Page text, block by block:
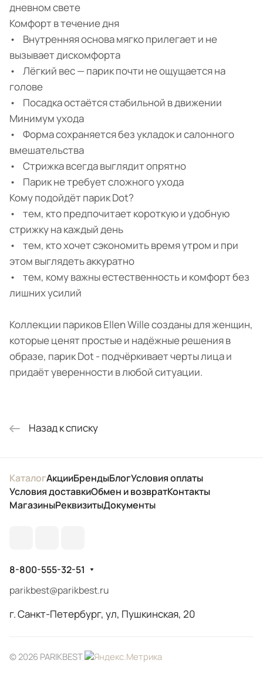
дневном свете
Комфорт в течение дня
• Внутренняя основа мягко прилегает и не
вызывает дискомфорта
• Лёгкий вес — парик почти не ощущается на
голове
• Посадка остаётся стабильной в движении
Минимум ухода
• Форма сохраняется без укладок и салонного
вмешательства
• Стрижка всегда выглядит опрятно
• Парик не требует сложного ухода
Кому подойдёт парик Dot?
• тем, кто предпочитает короткую и удобную
стрижку на каждый день
• тем, кто хочет сэкономить время утром и при
этом выглядеть аккуратно
• тем, кому важны естественность и комфорт без
лишних усилий
Коллекции париков Ellen Wille созданы для женщин,
которые ценят простые и надёжные решения в
образе, парик Dot - подчёркивает черты лица и
придаёт уверенности в любой ситуации.
Назад к списку
КаталогАкцииБрендыБлогУсловия оплаты
Условия доставкиОбмен и возвратКонтакты
МагазиныРеквизитыДокументы
8-800-555-32-51
parikbest@parikbest.ru
г. Санкт-Петербург, ул, Пушкинская, 20
© 2026 PARIKBEST